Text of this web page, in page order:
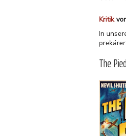
Kritik
In
The